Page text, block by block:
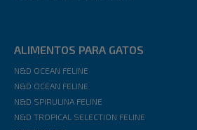
ALIMENTOS PARA GATOS
N&D OCEAN FELINE
N&D OCEAN FELINE
N&D SPIRULINA FELINE
N&D TROPICAL SELECTION FELINE